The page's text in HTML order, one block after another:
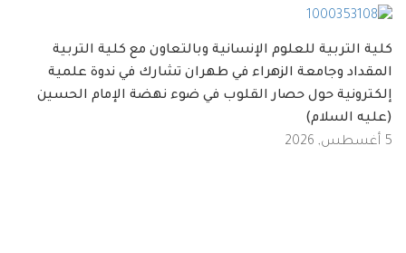
كلية التربية للعلوم الإنسانية وبالتعاون مع كلية التربية
المقداد وجامعة الزهراء في طهران تشارك في ندوة علمية
إلكترونية حول حصار القلوب في ضوء نهضة الإمام الحسين
(عليه السلام)
5 أغسطس, 2026